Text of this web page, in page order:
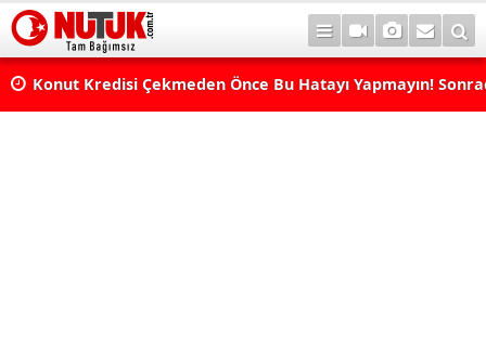
Konut Kredisi Çekmeden Önce Bu Hatayı Yapmayın!